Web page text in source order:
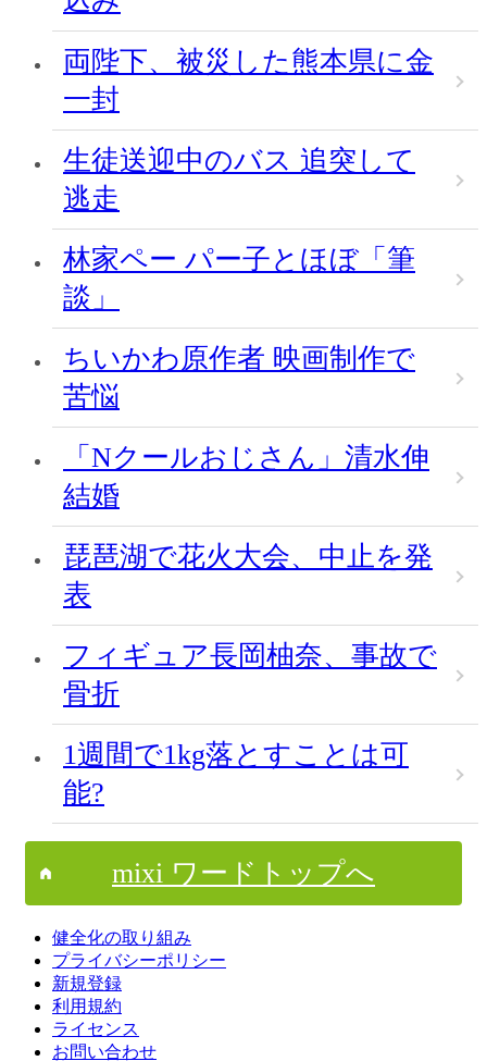
両陛下、被災した熊本県に金
一封
生徒送迎中のバス 追突して
逃走
林家ペー パー子とほぼ「筆
談」
ちいかわ原作者 映画制作で
苦悩
「Nクールおじさん」清水伸
結婚
琵琶湖で花火大会、中止を発
表
フィギュア長岡柚奈、事故で
骨折
1週間で1kg落とすことは可
能?
mixi ワードトップへ
健全化の取り組み
プライバシーポリシー
新規登録
利用規約
ライセンス
お問い合わせ